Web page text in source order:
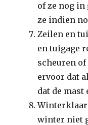
of ze nog in
ze indien
Zeilen en
en tuigage
scheuren
ervoor dat
dat de
Winterklaar
winter niet